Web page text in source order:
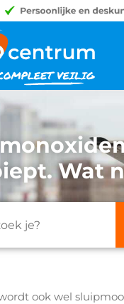
Wat
ook wel